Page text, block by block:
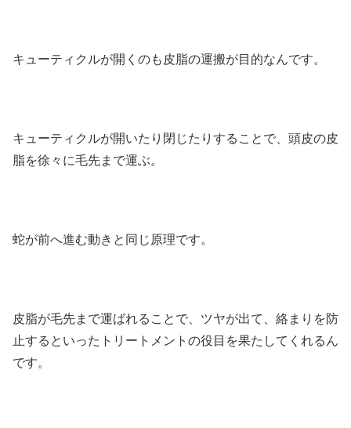
キューティクルが開くのも皮脂の運搬が目的なんです。
キューティクルが開いたり閉じたりすることで、頭皮の皮
脂を徐々に毛先まで運ぶ。
蛇が前へ進む動きと同じ原理です。
皮脂が毛先まで運ばれることで、ツヤが出て、絡まりを防
止するといったトリートメントの役目を果たしてくれるん
です。